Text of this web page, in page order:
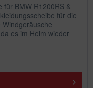
für BMW R1200RS &
für die
es im Helm wieder